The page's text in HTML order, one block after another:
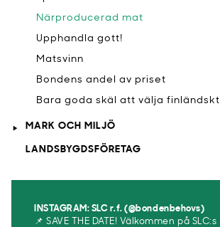
Närproducerad mat
Upphandla gott!
Matsvinn
Bondens andel av priset
Bara goda skäl att välja finländskt
MARK OCH MILJÖ
LANDSBYGDSFÖRETAG
INSTAGRAM: SLC r.f. (@bondenbehovs)
📌 SAVE THE DATE! Välkommen på SLC:s